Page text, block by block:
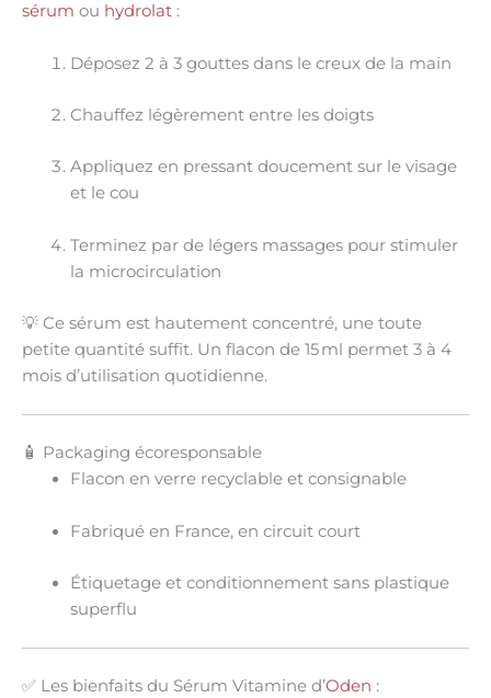
sérum ou hydrolat :
Déposez 2 à 3 gouttesdans le creux de la main
Chauffez légèrement entre les doigts
Appliquez en pressant doucementsur le visage
et le cou
Terminez par de légers massages pour stimuler
la microcirculation
💡 Ce sérum est hautement concentré, une toute
petite quantité suffit. Un flacon de 15 ml permet 3 à 4
mois d’utilisation quotidienne.
🧴 Packaging écoresponsable
Flacon en verre recyclable et consignable
Fabriqué en France, en circuit court
Étiquetage et conditionnement sans plastique
superflu
✅ Les bienfaits du Sérum Vitamine d’Oden :